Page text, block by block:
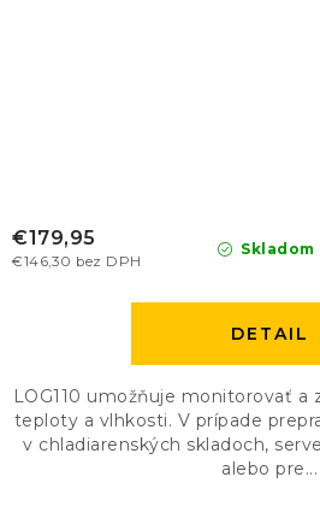
Skladom
€146,30 bez DPH
€179,95
DETAIL
LOG110 umožňuje monitorovať
teploty a vlhkosti. V prípade
v chladiarenských skladoch,
alebo pre...